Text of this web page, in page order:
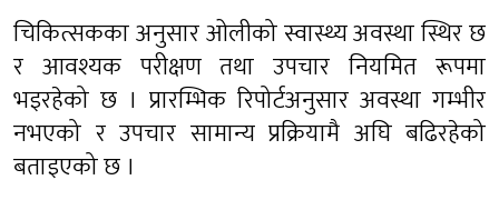
चिकित्सकका अनुसार ओलीको स्वास्थ्य अवस्था स्थिर छ
र आवश्यक परीक्षण तथा उपचार नियमित रूपमा
भइरहेको छ । प्रारम्भिक रिपोर्टअनुसार अवस्था गम्भीर
नभएको र उपचार सामान्य प्रक्रियामै अघि बढिरहेको
बताइएको छ ।